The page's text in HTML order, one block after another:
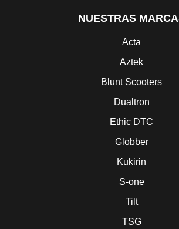
NUESTRAS
Acta
Aztek
Blunt Scooters
Dualtron
Ethic DTC
Globber
Kukirin
S-one
Tilt
TSG